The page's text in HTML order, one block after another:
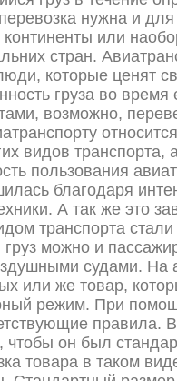
нужна и для
континенты или
стран.
которые ценят
груза во время
возможно,
видов транспорта,
пользования
благодаря
А так же это
транспорта стали
груз можно и
судами. На
или же товар,
режим. При
правила.
чтобы он был
товара в таком